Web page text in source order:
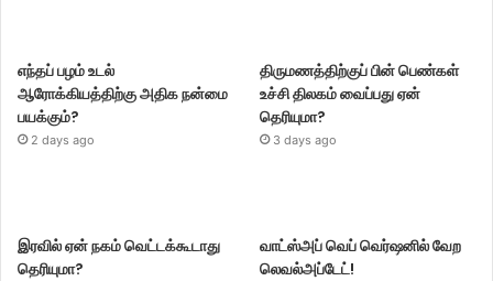
எந்தப் பழம் உடல்
ஆரோக்கியத்திற்கு அதிக நன்மை
பயக்கும்?
2 days ago
திருமணத்திற்குப் பின் பெண்கள்
உச்சி திலகம் வைப்பது ஏன்
தெரியுமா?
3 days ago
இரவில் ஏன் நகம் வெட்டக்கூடாது
தெரியுமா?
வாட்ஸ்அப் வெப் வெர்ஷனில் வேற
லெவல்அப்டேட்!